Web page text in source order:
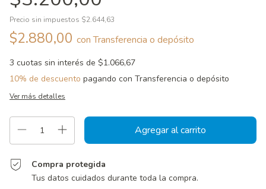
Precio sin impuestos $2.644,63
$2.880,00 con Transferencia o depósito
3 cuotas sin interés de $1.066,67
10% de descuento pagando con Transferencia o depósito
Ver más detalles
Compra protegida
Tus datos cuidados durante toda la compra.